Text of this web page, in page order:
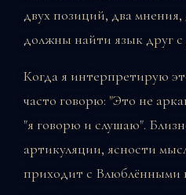
двух позиций, два
должны найти язык друг с
Когда я интерпретирую
часто говорю: "Это не
"я говорю и слушаю".
артикуляции, ясности
приходит с Влюблёнными